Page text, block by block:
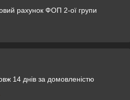
рахунок ФОП 2-ої групи
14 днів за домовленістю